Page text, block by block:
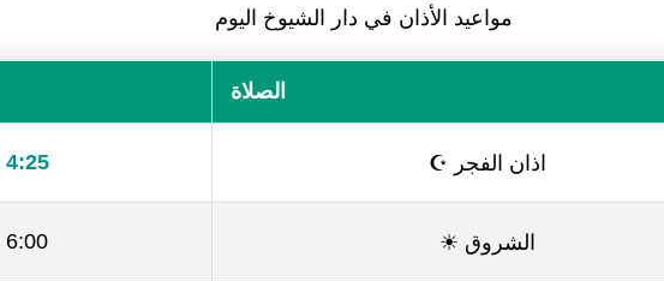
مواعيد الأذان في دار الشيوخ اليوم
الصلاة
اذان الفجر ☪ 4:25 am
الشروق ☀ 6:00 am